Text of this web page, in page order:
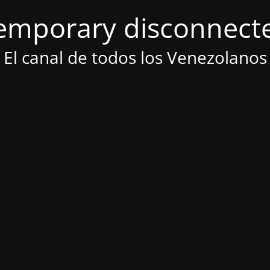
El canal de todos los Venezolanos